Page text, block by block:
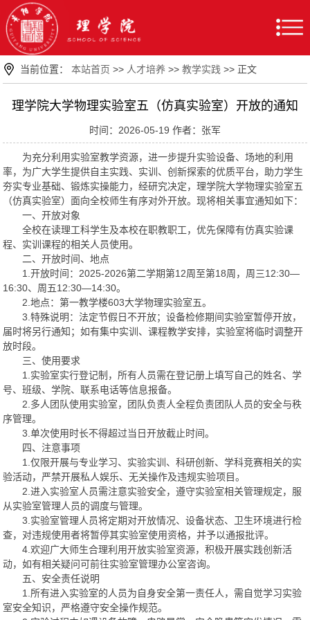
当前位置：本站首页 >> 人才培养 >>教学实践 >> 正文
理学院大学物理实验室五（仿真实验室）开放的通知
时间：2026-05-19 作者：张军
为充分利用实验室教学资源，进一步提升实验设备、场地的利用
率，为广大学生提供自主实践、实训、创新探索的优质平台，助力学生
夯实专业基础、锻炼实操能力，经研究决定，理学院大学物理实验室五
（仿真实验室）面向全校师生有序对外开放。现将相关事宜通知如下：
一、开放对象
全校在读理工科学生及本校在职教职工，优先保障有仿真实验课
程、实训课程的相关人员使用。
二、开放时间、地点
1.开放时间：2025-2026第二学期第12周至第18周，周三12:30—
16:30、周五12:30—14:30。
2.地点：第一教学楼603大学物理实验室五。
3.特殊说明：法定节假日不开放；设备检修期间实验室暂停开放，
届时将另行通知；如有集中实训、课程教学安排，实验室将临时调整开
放时段。
三、使用要求
1.实验室实行登记制，所有人员需在登记册上填写自己的姓名、学
号、班级、学院、联系电话等信息报备。
2.多人团队使用实验室，团队负责人全程负责团队人员的安全与秩
序管理。
3.单次使用时长不得超过当日开放截止时间。
四、注意事项
1.仅限开展与专业学习、实验实训、科研创新、学科竞赛相关的实
验活动，严禁开展私人娱乐、无关操作及违规实验项目。
2.进入实验室人员需注意实验安全，遵守实验室相关管理规定，服
从实验室管理人员的调度与管理。
3.实验室管理人员将定期对开放情况、设备状态、卫生环境进行检
查，对违规使用者将暂停其实验室使用资格，并予以通报批评。
4.欢迎广大师生合理利用开放实验室资源，积极开展实践创新活
动，如有相关疑问可前往实验室管理办公室咨询。
五、安全责任说明
1.所有进入实验室的人员为自身安全第一责任人，需自觉学习实验
室安全知识，严格遵守安全操作规范。